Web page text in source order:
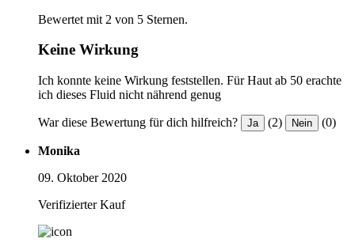
Bewertet mit 2 von 5 Sternen.
Keine Wirkung
Ich konnte keine Wirkung feststellen. Für Haut ab 50 erachte
ich dieses Fluid nicht nährend genug
War diese Bewertung für dich hilfreich? Ja (2) Nein (0)
Monika
09. Oktober 2020
Verifizierter Kauf